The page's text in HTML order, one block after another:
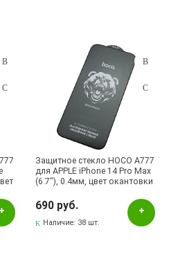
центр
132, ТЦ ЛЕНТА
11
145, ТЦ ЭССЕН
2Б, ТД ТЕХНОПОЛИС
7, ЦУМ
82
70
Защитное стекло HOCO A777
для APPLE iPhone 14 Pro Max
(6.7"), 0.4мм, цвет окантовки
690 руб.
Наличие: 38 шт.